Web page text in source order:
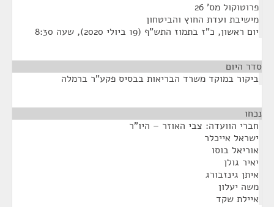
פרוטוקול מס' 26
מישיבת ועדת החוץ והביטחון
יום ראשון, כ"ז בתמוז התש"ף (19 ביולי 2020), שעה 8:30
סדר היום
ביקור במוקד משרד הבריאות בבסיס פקע"ר ברמלה
נכחו
חברי הוועדה: צבי האוזר – היו"ר
ישראל אייכלר
אוריאל בוסו
יאיר גולן
איתן גינזבורג
משה יעלון
איילת שקד